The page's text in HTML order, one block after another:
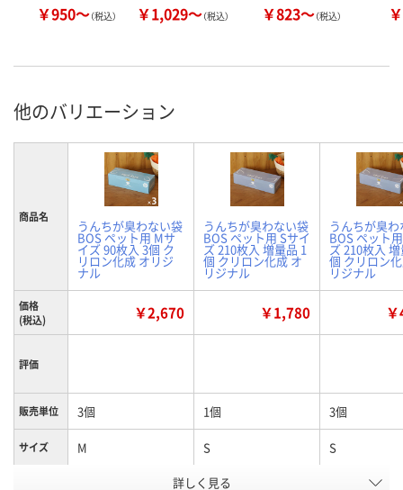
￥950～（税込） ￥1,029～（税込） ￥823～（税込）
他のバリエーション
商品名
うんちが臭わない袋
BOS ペット用 Mサ
イズ 90枚入 3個 ク
リロン化成 オリジ
ナル
うんちが臭わない袋
BOS ペット用 Sサイ
ズ 210枚入 増量品 1
個 クリロン化成 オ
リジナル
うんちが臭
BOS ペット
ズ 210枚入
個 クリロン
リジナル
価格
(税込)
￥2,670 ￥1,780
評価
販売単位 3個 1個 3個
サイズ M S S
Sサイズ Sサイズ
詳しく見る